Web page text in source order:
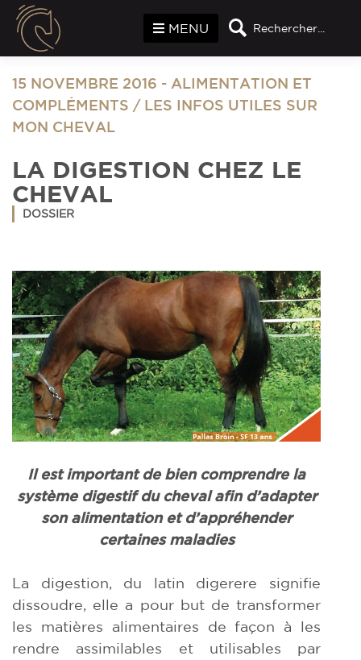
Rechercher...
MENU
15 NOVEMBRE 2016 - ALIMENTATION ET
COMPLÉMENTS / LES INFOS UTILES SUR
MON CHEVAL
LA DIGESTION CHEZ LE
CHEVAL
DOSSIER
Il est important de bien comprendre la
système digestif du chevalafin d’adapter
son alimentation et d’appréhender
certaines maladies
La digestion, du latin digerere signifie
dissoudre, elle a pour but de transformer
les matières alimentaires de façon à les
rendre assimilables et utilisables par
Panneau de gestion des cookies